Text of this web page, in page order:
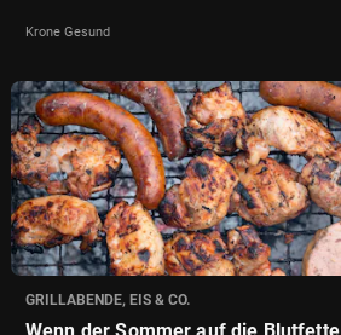
Krone Gesund
GRILLABENDE, EIS & CO.